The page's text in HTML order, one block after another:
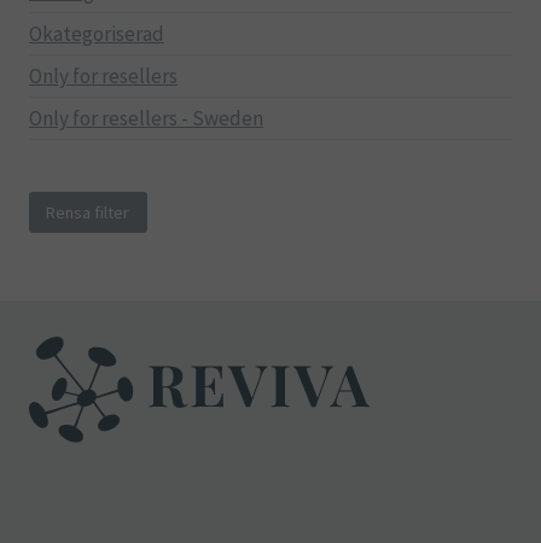
Okategoriserad
Only for resellers
Only for resellers - Sweden
Rensa filter